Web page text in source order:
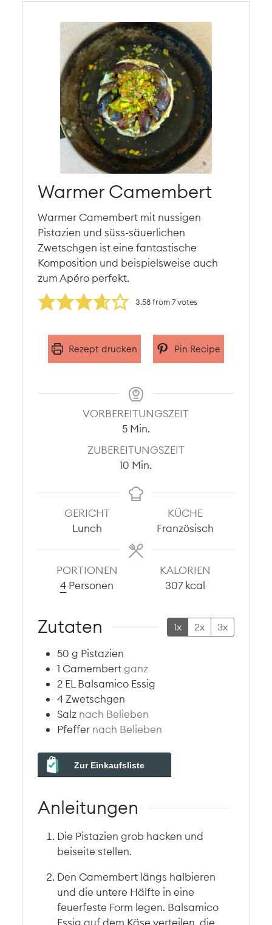
Warmer Camembert
Warmer Camembert mit nussigen
Pistazien und süss-säuerlichen
Zwetschgen ist eine fantastische
Komposition und beispielsweise auch
zum Apéro perfekt.
3.58from7votes
Rezept drucken Pin Recipe
VORBEREITUNGSZEIT
5Minuten
Min.
ZUBEREITUNGSZEIT
10 Minuten
Min.
GERICHT
Lunch
KÜCHE
Französisch
PORTIONEN
4 Personen
KALORIEN
307 kcal
Zutaten 1x 2x 3x
50 g Pistazien
1 Camembertganz
2 EL Balsamico Essig
4Zwetschgen
Salz nach Belieben
Pfeffer nach Belieben
Zur Einkaufsliste
Anleitungen
Die Pistazien grob hacken und
beiseite stellen.
Den Camembert längs halbieren
und die untere Hälfte in eine
feuerfeste Form legen. Balsamico
Essig auf dem Käse verteilen, die